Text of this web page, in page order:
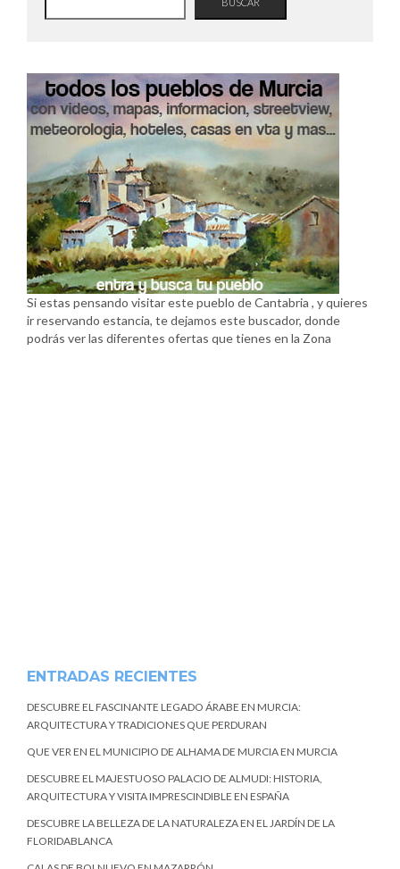
Si estas pensando visitar este pueblo de Cantabria , y quieres
ir reservando estancia, te dejamos este buscador, donde
podrás ver las diferentes ofertas que tienes en la Zona
ENTRADAS RECIENTES
DESCUBRE EL FASCINANTE LEGADO ÁRABE EN MURCIA:
ARQUITECTURA Y TRADICIONES QUE PERDURAN
QUE VER EN EL MUNICIPIO DE ALHAMA DE MURCIA EN MURCIA
DESCUBRE EL MAJESTUOSO PALACIO DE ALMUDI: HISTORIA,
ARQUITECTURA Y VISITA IMPRESCINDIBLE EN ESPAÑA
DESCUBRE LA BELLEZA DE LA NATURALEZA EN EL JARDÍN DE LA
FLORIDABLANCA